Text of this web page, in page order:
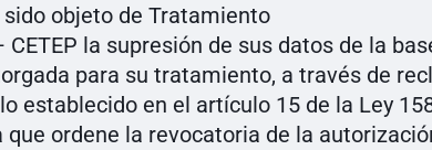
objeto de Tratamiento
la supresión de sus datos de la
para su tratamiento, a través de
establecido en el artículo 15 de la Ley
ordene la revocatoria de la